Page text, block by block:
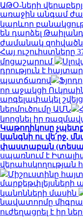
ԱԹՕ-ների
առաջին անգամ
կարևոր
են դարձել
ժամանակ
Հայ ուշուիստները
մրցաշարում
դրություն է
պատճառով
որ աջակցի
արգելափակել
ներմուծումը ԱՄՆ
կորցնել իր
Կաթողիկոսը
կանգնի ու վե՛րջ,
փաստաբան
սպառնում է
Միշուստինը
կանոնների մասին
նավատորմը
ուժեղացրել է իր